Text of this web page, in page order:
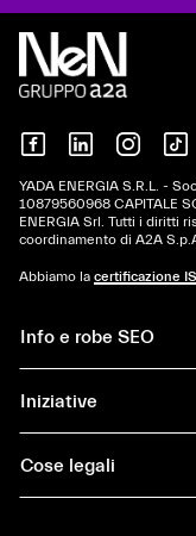
YADA ENERGIA S.R.L. -
10879560968 CAPITALE
ENERGIA Srl. Tutti i diritti
coordinamento di A2A
Abbiamo la certificazione
Info e robe SEO
Iniziative
Cose legali